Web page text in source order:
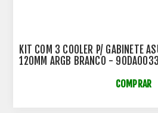
KIT COM 3 COOLER P/ GABINETE
120MM ARGB BRANCO -
COMPRAR